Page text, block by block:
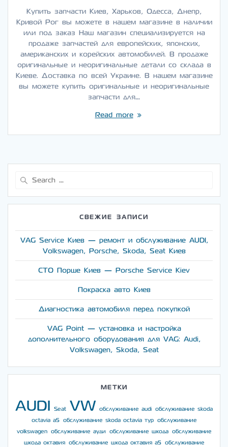
Купить запчасти Киев, Харьков, Одесса, Днепр,
Кривой Рог вы можете в нашем магазине в наличии
или под заказ Наш магазин специализируется на
продаже запчастей для европейских, японских,
американских и корейских автомобилей. В продаже
оригинальные и неоригинальные детали со склада в
Киеве. Доставка по всей Украине. В нашем магазине
вы можете купить оригинальные и неоригинальные
запчасти для…
Read more
СВЕЖИЕ ЗАПИСИ
VAG Service Киев — ремонт и обслуживание AUDI,
Volkswagen, Porsche, Skoda, Seat Киев
СТО Порше Киев — Porsche Service Kiev
Покраска авто Киев
Диагностика автомобиля перед покупкой
VAG Point — установка и настройка
дополнительного оборудования для VAG: Audi,
Volkswagen, Skoda, Seat
МЕТКИ
AUDI Seat VW обслуживание audi
обслуживание skoda
octavia a5
обслуживание skoda octavia тур
обслуживание
volkswagen
обслуживание ауди обслуживание шкода
обслуживание
шкода октавия
обслуживание шкода октавия а5
обслуживание